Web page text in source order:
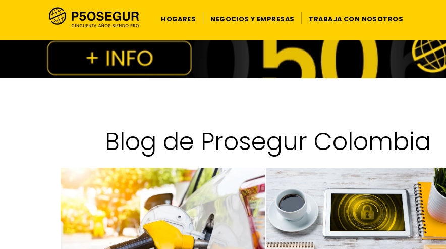
HOGARES NEGOCIOS Y EMPRESAS TRABAJA CON NOSOTROS
Blog de Prosegur Colombia